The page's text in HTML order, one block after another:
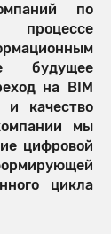
по
процессе
будущее
на BIM
и качество
мы
цифровой
цикла